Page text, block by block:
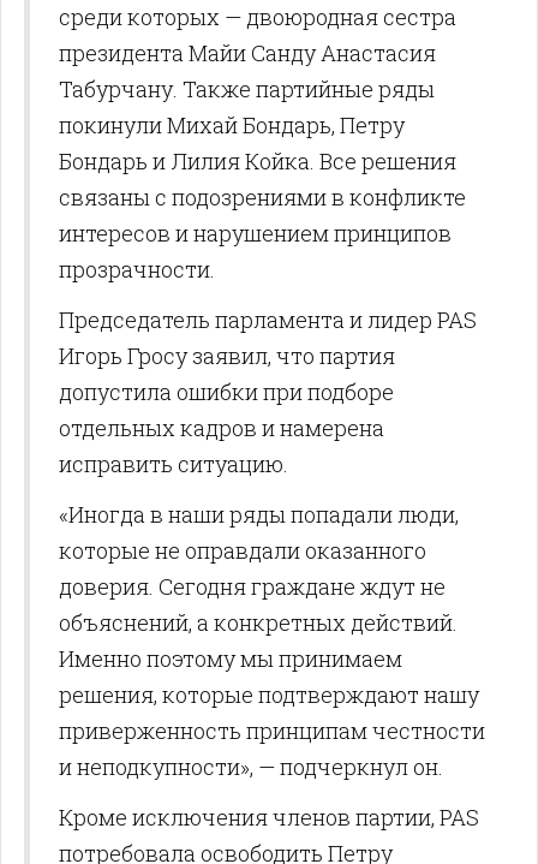
среди которых — двоюродная сестра
президента Майи Санду Анастасия
Табурчану. Также партийные ряды
покинули Михай Бондарь, Петру
Бондарь и Лилия Койка. Все решения
связаны с подозрениями в конфликте
интересов и нарушением принципов
прозрачности.
Председатель парламента и лидер PAS
Игорь Гросу заявил, что партия
допустила ошибки при подборе
отдельных кадров и намерена
исправить ситуацию.
«Иногда в наши ряды попадали люди,
которые не оправдали оказанного
доверия. Сегодня граждане ждут не
объяснений, а конкретных действий.
Именно поэтому мы принимаем
решения, которые подтверждают нашу
приверженность принципам честности
и неподкупности», — подчеркнул он.
Кроме исключения членов партии, PAS
потребовала освободить Петру